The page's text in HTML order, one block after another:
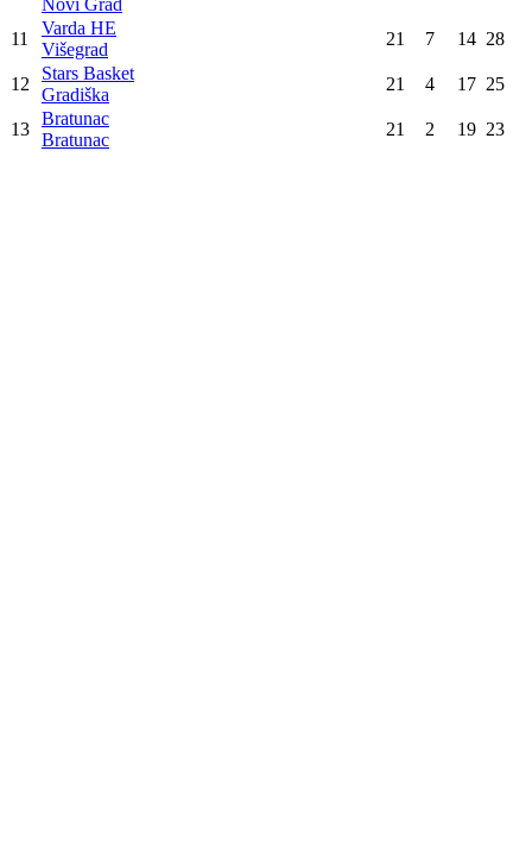
Novi Grad
11
Varda HE
Višegrad
21 7 14 28
12
Stars Basket
Gradiška
21 4 17 25
13
Bratunac
Bratunac
21 2 19 23